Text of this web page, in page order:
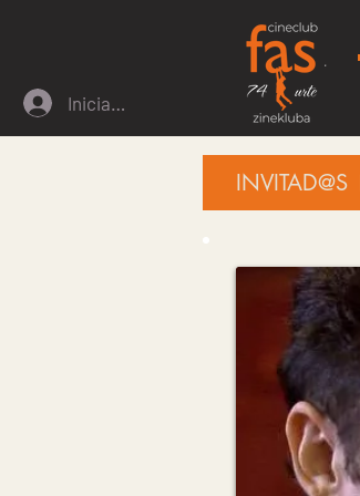
Iniciar sesión
INVITAD@S